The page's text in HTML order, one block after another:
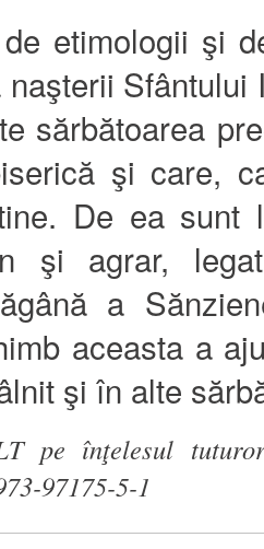
etimologii şi
sărbătoarea
şi care,
De ea
şi agrar,
a
aceasta a
şi în alte
pe înţelesul
97175-5-1